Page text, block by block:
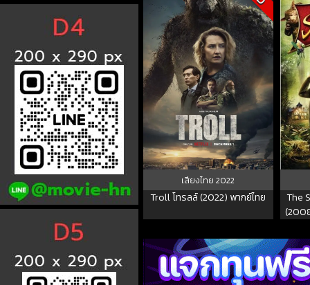
เสียงไทย2022
Troll โทรลล์ (2022) พากย์ไทย
The